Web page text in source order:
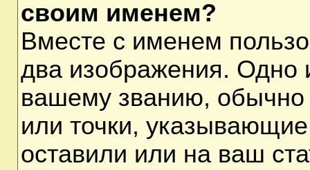
своим именем?
Вместе с именем
два изображения. Одно
вашему званию, обычно
или точки,
оставили или на ваш